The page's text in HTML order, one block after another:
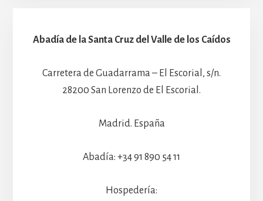
Abadía de la Santa Cruz del Valle de los Caídos
Carretera de Guadarrama – El Escorial, s/n.
28200 San Lorenzo de El Escorial.
Madrid. España
Abadía: +34 91 890 54 11
Hospedería: